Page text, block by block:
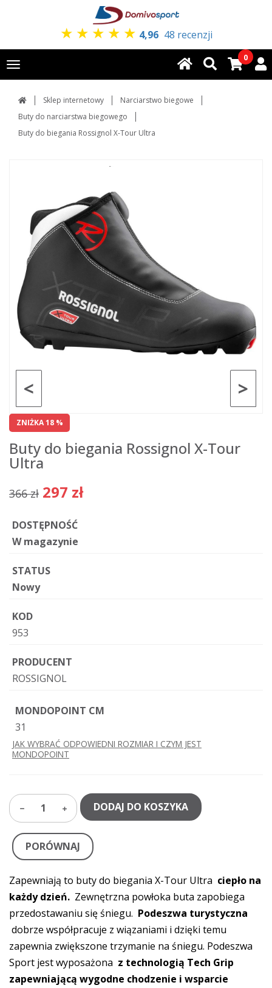
★ ★ ★ ★ ★ 4,96 48 recenzji
Toggle
navigation
0
Sklep internetowy
Narciarstwo biegowe
Buty do narciarstwa biegowego
Buty do biegania Rossignol X-Tour Ultra
>
<
ZNIŻKA 18 %
Buty do biegania Rossignol X-Tour
Ultra
366 zł 297 zł
DOSTĘPNOŚĆ
W magazynie
STATUS
Nowy
KOD
953
PRODUCENT
ROSSIGNOL
MONDOPOINT CM
31
JAK WYBRAĆ ODPOWIEDNI ROZMIAR I CZYM JEST
MONDOPOINT
1 DODAJ DO KOSZYKA
PORÓWNAJ
Zapewniają to buty do biegania X-Tour Ultra ciepło na
każdy dzień. Zewnętrzna powłoka buta zapobiega
przedostawaniu się śniegu. Podeszwa turystyczna
dobrze współpracuje z wiązaniami i dzięki temu
zapewnia zwiększone trzymanie na śniegu. Podeszwa
Sport jest wyposażona z technologią Tech Grip
zapewniającą wygodne chodzenie i wsparcie